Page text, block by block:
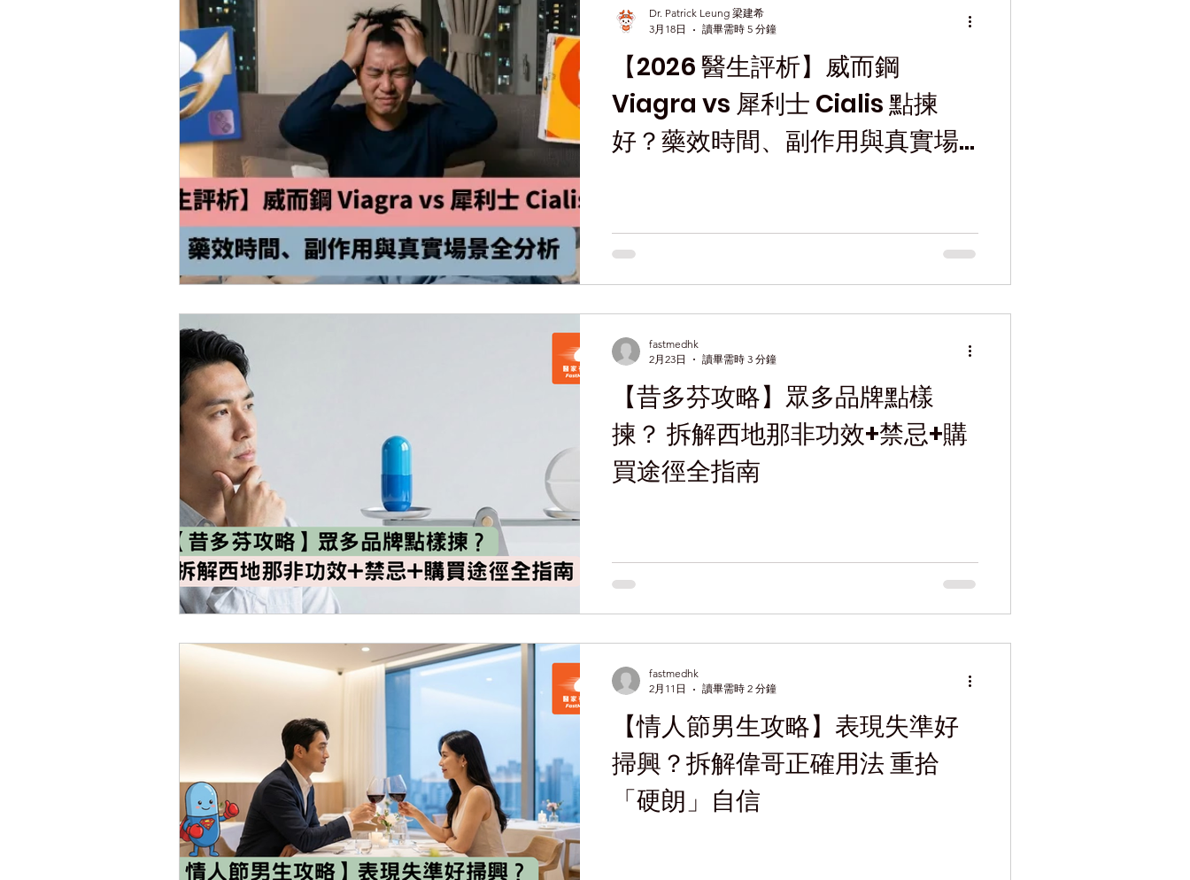
【2026 醫生評析】威而鋼
Viagra vs 犀利士 Cialis 點揀
好？藥效時間、副作用與真實場
Dr. Patrick Leung 梁建希
3月18日
讀畢需時 5 分鐘
【昔多芬攻略】眾多品牌點樣
揀？ 拆解西地那非功效+禁忌+購
買途徑全指南
fastmedhk
2月23日
讀畢需時 3 分鐘
【情人節男生攻略】表現失準好
掃興？拆解偉哥正確用法 重拾
「硬朗」自信
fastmedhk
2月11日
讀畢需時 2 分鐘